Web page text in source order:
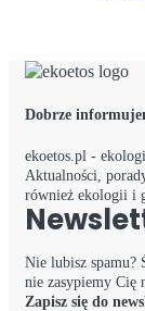
Dobrze
ekoetos.pl -
Aktualności,
również ekologii i
Nie lubisz spamu?
nie zasypiemy Cię
Zapisz się do